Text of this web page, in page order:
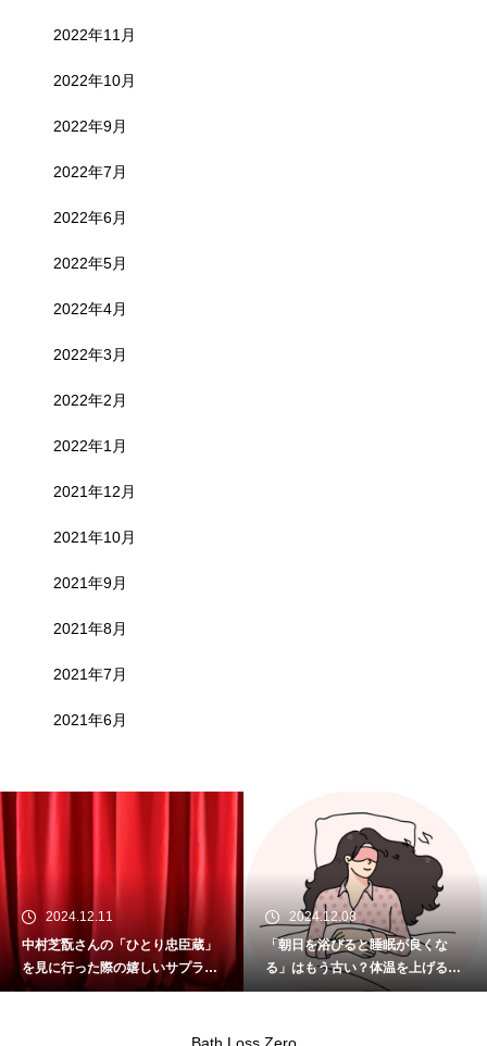
2022年11月
2022年10月
2022年9月
2022年7月
2022年6月
2022年5月
2022年4月
2022年3月
2022年2月
2022年1月
2021年12月
2021年10月
2021年9月
2021年8月
2021年7月
2021年6月
2024.12.11
中村芝翫さんの「ひとり忠臣蔵」
を見に行った際の嬉しいサプライ
ズ
2024.12.08
「朝日を浴びると睡眠が良くな
る」はもう古い？体温を上げるこ
とが重要